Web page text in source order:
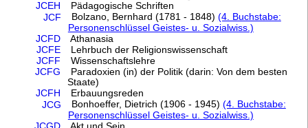
JCEH
Pädagogische Schriften
JCF Bolzano, Bernhard (1781 - 1848) (4. Buchstabe:
Personenschlüssel Geistes- u. Sozialwiss.)
JCFD
Athanasia
JCFE
Lehrbuch der Religionswissenschaft
JCFF
Wissenschaftslehre
JCFG
Paradoxien (in) der Politik (darin: Von dem besten
Staate)
JCFH
Erbauungsreden
JCG Bonhoeffer, Dietrich (1906 - 1945) (4. Buchstabe:
Personenschlüssel Geistes- u. Sozialwiss.)